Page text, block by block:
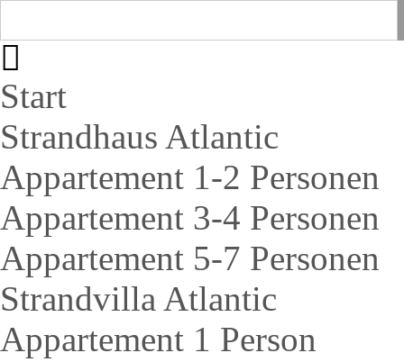
Start
Strandhaus Atlantic
Appartement 1-2 Personen
Appartement 3-4 Personen
Appartement 5-7 Personen
Strandvilla Atlantic
Appartement 1 Person